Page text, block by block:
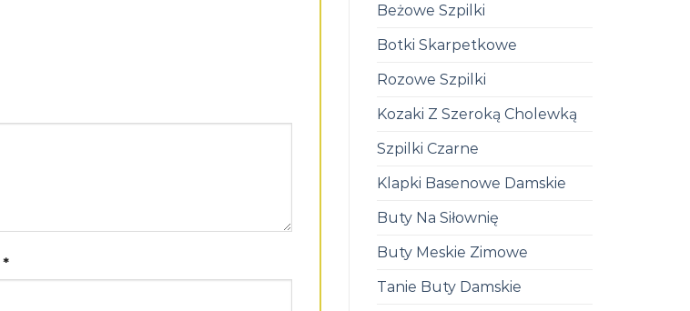
Beżowe Szpilki
Botki Skarpetkowe
Rozowe Szpilki
Kozaki Z Szeroką Cholewką
Szpilki Czarne
Klapki Basenowe Damskie
Buty Na Siłownię
Buty Meskie Zimowe
Tanie Buty Damskie
*